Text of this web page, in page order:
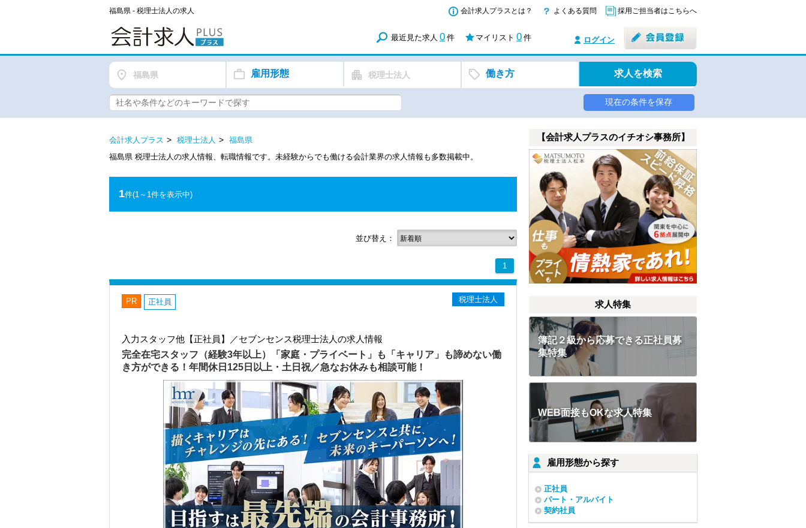
福島県 - 税理士法人の求人 会計求人プラスとは？ よくある質問 採用ご担当者はこちらへ
最近見た求人 0 件 マイリスト 0 件 ログイン
福島県 雇用形態 税理士法人 働き方 求人を検索
現在の条件を保存
会計求人プラス 税理士法人
福島県
福島県 税理士法人の求人情報、転職情報です。未経験からでも働ける会計業界の求人情報も多数掲載中。
1件(1～1件を表示中)
並び替え：
1
PR 正社員 税理士法人
入力スタッフ他【正社員】／セブンセンス税理士法人の求人情報
完全在宅スタッフ（経験3年以上）「家庭・プライベート」も「キャリア」も諦めない働
き方ができる！年間休日125日以上・土日祝／急なお休みも相談可能！
【会計求人プラスのイチオシ事務所】
求人特集
簿記２級から応募できる正社員募
集特集
WEB面接もOKな求人特集
雇用形態から探す
正社員
パート・アルバイト
契約社員